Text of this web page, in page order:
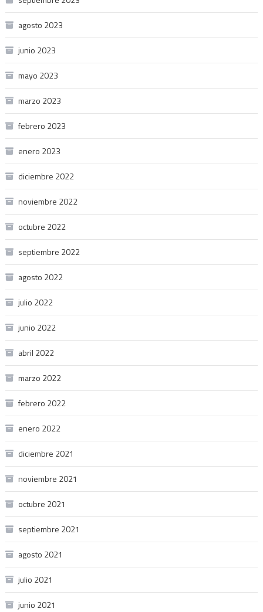
agosto 2023
junio 2023
mayo 2023
marzo 2023
febrero 2023
enero 2023
diciembre 2022
noviembre 2022
octubre 2022
septiembre 2022
agosto 2022
julio 2022
junio 2022
abril 2022
marzo 2022
febrero 2022
enero 2022
diciembre 2021
noviembre 2021
octubre 2021
septiembre 2021
agosto 2021
julio 2021
junio 2021